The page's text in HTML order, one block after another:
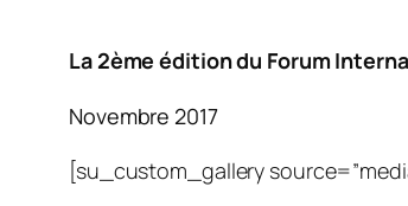
La 2ème édition du Forum
Novembre 2017
[su_custom_gallery